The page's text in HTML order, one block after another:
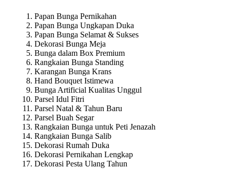
Papan Bunga Pernikahan
Papan Bunga Ungkapan Duka
Papan Bunga Selamat & Sukses
Dekorasi Bunga Meja
Bunga dalam Box Premium
Rangkaian Bunga Standing
Karangan Bunga Krans
Hand Bouquet Istimewa
Bunga Artificial Kualitas Unggul
Parsel Idul Fitri
Parsel Natal & Tahun Baru
Parsel Buah Segar
Rangkaian Bunga untuk Peti Jenazah
Rangkaian Bunga Salib
Dekorasi Rumah Duka
Dekorasi Pernikahan Lengkap
Dekorasi Pesta Ulang Tahun